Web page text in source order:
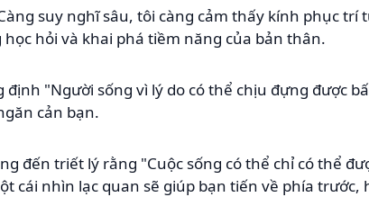
suy nghĩ sâu, tôi càng cảm thấy kính phục trí
hỏi và khai phá tiềm năng của bản thân.
định "Người sống vì lý do có thể chịu đựng được
cản bạn.
đến triết lý rằng "Cuộc sống có thể chỉ có thể
cái nhìn lạc quan sẽ giúp bạn tiến về phía